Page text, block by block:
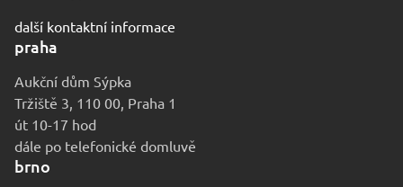
další kontaktní informace
praha
Aukční dům Sýpka
Tržiště 3, 110 00, Praha 1
út 10-17 hod
dále po telefonické domluvě
brno